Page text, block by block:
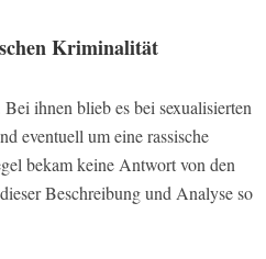
Kriminalität
ihnen blieb es bei sexualisierten
eventuell um eine rassische
bekam keine Antwort von den
Beschreibung und Analyse so